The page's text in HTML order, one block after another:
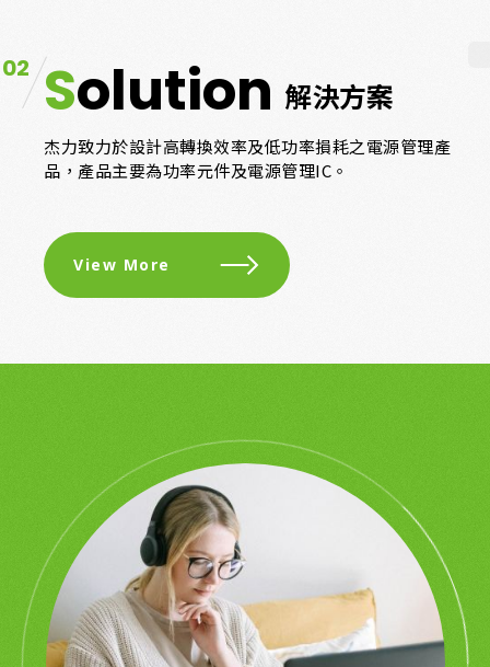
02 Solution 解決方案
杰力致力於設計高轉換效率及低功率損耗之電源管理產
品，產品主要為功率元件及電源管理IC。
View More